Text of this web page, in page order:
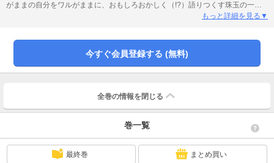
がままの自分をワルがままに、おもしろおかしく（!?）語りつくす珠玉の一
冊。 〈巻末には、底本のカバーや表紙などに掲載されていたイラスト、漫画
もっと詳細を見る▼
今すぐ会員登録する (無料)
全巻の情報を 閉じる
巻一覧
最終巻 まとめ買い